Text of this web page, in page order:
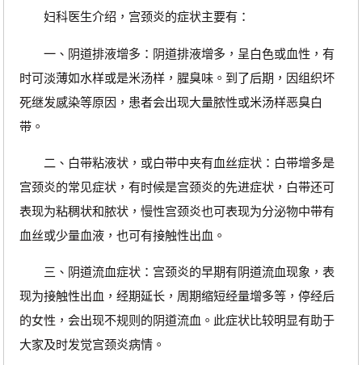
妇科医生介绍，宫颈炎的症状主要有：
一、阴道排液增多：阴道排液增多，呈白色或血性，有
时可淡薄如水样或是米汤样，腥臭味。到了后期，因组织坏
死继发感染等原因，患者会出现大量脓性或米汤样恶臭白
带。
二、白带粘液状，或白带中夹有血丝症状：白带增多是
宫颈炎的常见症状，有时候是宫颈炎的先进症状，白带还可
表现为粘稠状和脓状，慢性宫颈炎也可表现为分泌物中带有
血丝或少量血液，也可有接触性出血。
三、阴道流血症状：宫颈炎的早期有阴道流血现象，表
现为接触性出血，经期延长，周期缩短经量增多等，停经后
的女性，会出现不规则的阴道流血。此症状比较明显有助于
大家及时发觉宫颈炎病情。